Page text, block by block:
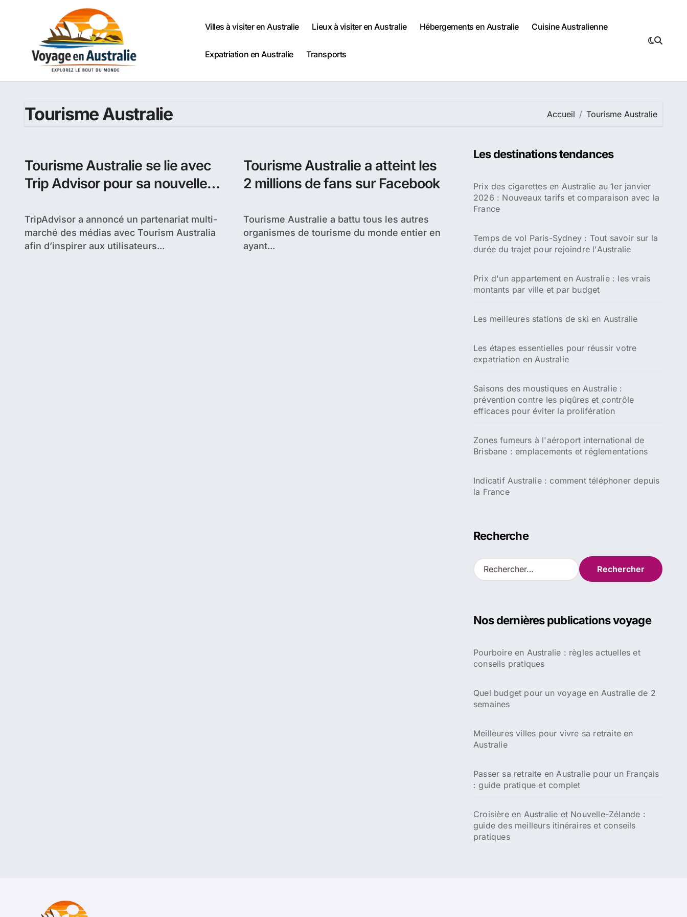
Villes à visiter en Australie Lieux à visiter en Australie Hébergements en Australie Cuisine Australienne
Expatriation en Australie Transports
Tourisme Australie Accueil Tourisme Australie
Tourisme Australie se lie avec
Trip Advisor pour sa nouvelle
TripAdvisor a annoncé un partenariat multi-
marché des médias avec Tourism Australia
afin d’inspirer aux utilisateurs...
Tourisme Australie a atteint les
2 millions de fans sur Facebook
Tourisme Australie a battu tous les autres
organismes de tourisme du monde entier en
ayant...
Les destinations tendances
Prix des cigarettes en Australie au 1er janvier
2026 : Nouveaux tarifs et comparaison avec la
France
Temps de vol Paris-Sydney : Tout savoir sur la
durée du trajet pour rejoindre l'Australie
Prix d'un appartement en Australie : les vrais
montants par ville et par budget
Les meilleures stations de ski en Australie
Les étapes essentielles pour réussir votre
expatriation en Australie
Saisons des moustiques en Australie :
prévention contre les piqûres et contrôle
efficaces pour éviter la prolifération
Zones fumeurs à l'aéroport international de
Brisbane : emplacements et réglementations
Indicatif Australie : comment téléphoner depuis
la France
Recherche
R
e
r
e
r
Nos dernières publications voyage
Pourboire en Australie : règles actuelles et
conseils pratiques
Quel budget pour un voyage en Australie de 2
semaines
Meilleures villes pour vivre sa retraite en
Australie
Passer sa retraite en Australie pour un Français
: guide pratique et complet
Croisière en Australie et Nouvelle-Zélande :
guide des meilleurs itinéraires et conseils
pratiques